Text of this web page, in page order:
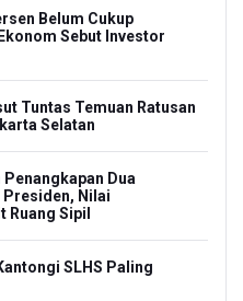
Belum Cukup
Sebut Investor
Tuntas Temuan Ratusan
Selatan
Dua
Nilai
Sipil
SLHS Paling